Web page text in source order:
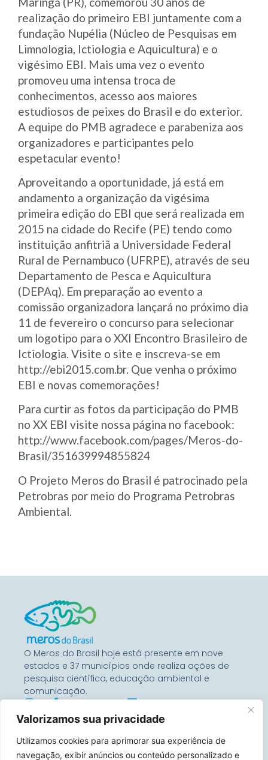
Valorizamos sua privacidade
Utilizamos cookies para aprimorar sua experiência de
navegação, exibir anúncios ou conteúdo personalizado e
realização do primeiro EBI juntamente com a
fundação Nupélia (Núcleo de Pesquisas em
Limnologia, Ictiologia e Aquicultura) e o
vigésimo EBI. Mais uma vez o evento
promoveu uma intensa troca de
conhecimentos, acesso aos maiores
estudiosos de peixes do Brasil e do exterior.
A equipe do PMB agradece e parabeniza aos
organizadores e participantes pelo
espetacular evento!
Aproveitando a oportunidade, já está em
andamento a organização da vigésima
primeira edição do EBI que será realizada em
2015 na cidade do Recife (PE) tendo como
instituição anfitriã a Universidade Federal
Rural de Pernambuco (UFRPE), através de seu
Departamento de Pesca e Aquicultura
(DEPAq). Em preparação ao evento a
comissão organizadora lançará no próximo dia
11 de fevereiro o concurso para selecionar
um logotipo para o XXI Encontro Brasileiro de
Ictiologia. Visite o site e inscreva-se em
http://ebi2015.com.br. Que venha o próximo
EBI e novas comemorações!
Para curtir as fotos da participação do PMB
no XX EBI visite nossa página no facebook:
http://www.facebook.com/pages/Meros-do-
Brasil/351639994855824
O Projeto Meros do Brasil é patrocinado pela
Petrobras por meio do Programa Petrobras
Ambiental.
O Meros do Brasil hoje está presente em nove
estados e 37 municípios onde realiza ações de
pesquisa científica, educação ambiental e
comunicação.
Entre Em Contato
Rua Benjamin Constant, 67
Conj 1104 – 80060-020